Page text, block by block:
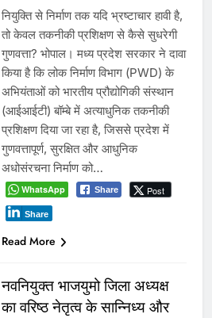
नियुक्ति से निर्माण तक यदि भ्रष्टाचार हावी है,
तो केवल तकनीकी प्रशिक्षण से कैसे सुधरेगी
गुणवत्ता? भोपाल। मध्य प्रदेश सरकार ने दावा
किया है कि लोक निर्माण विभाग (PWD) के
अभियंताओं को भारतीय प्रौद्योगिकी संस्थान
(आईआईटी) बॉम्बे में अत्याधुनिक तकनीकी
प्रशिक्षण दिया जा रहा है, जिससे प्रदेश में
गुणवत्तापूर्ण, सुरक्षित और आधुनिक
अधोसंरचना निर्माण को…
WhatsApp Share Post
Share
Read More
नवनियुक्त भाजयुमो जिला अध्यक्ष
का वरिष्ठ नेतृत्व के सान्निध्य और